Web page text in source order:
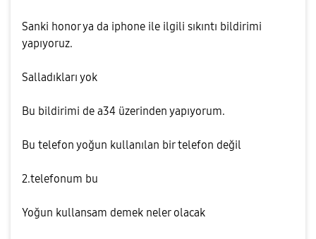
Sanki honor ya da iphone ile ilgili sıkıntı bildirimi
yapıyoruz.
Salladıkları yok
Bu bildirimi de a34 üzerinden yapıyorum.
Bu telefon yoğun kullanılan bir telefon değil
2.telefonum bu
Yoğun kullansam demek neler olacak